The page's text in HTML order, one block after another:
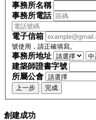
事務所名稱
事務所電話
電子信箱
號使用，請正確填寫。
事務所地址
建築師證書字號
所屬公會
上一步 完成
創建成功